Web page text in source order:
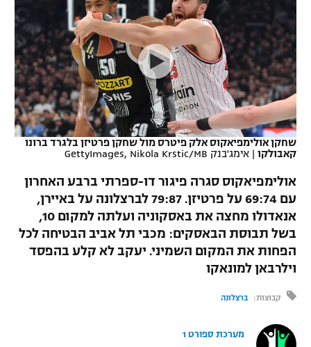
VOD
רץ ברשת
תוצאות
לוח שידורים
ברחבה
"מחצית בשכונה" – פודקאסט
מכבי חיפה
בית"ר ירושלים
מכבי תל אביב
הפועל תל אביב
הפועל חיפה
הפועל באר שבע
מכבי נתניה
ליגה ספרדית
ליגה איטלקית
ליגה צרפתית
ליגה הולנדית
ליגה סינית
ליגה ברזילאית
ליגות נוספות
כדורסל נשים
מכבי תל אביב
הפועל חולון
הפועל ירושלים
דני אבדיה
יורוליג
יורוקאפ
טניס
כדוריד
כדורעף
שחייה
ג'ודו
אגרוף
ספורט אולימפי
UFC
אופניים
שחקן אולימפיאקוס אלק פיטרס מול שחקן פרטיזן בלגרד ברונו
קאבולקו | אימג'בנק GettyImages, Nikola Krstic/MB
אולימפיאקוס סגרה פיגור דו-ספרתי ברבע האחרון
עם 69:74 על פרטיזן. 79:87 לברצלונה על באיירן,
אנאדולו מחצה את באסקוניה ועלתה למקום 10,
בשל תבוסת הבאסקים: מכבי תל אביב הבטיחה לכל
הפחות את המקום השמיני. יעקב לא קלע בהפסד
וילרבאן למונאקו
קבוצות: ברצלונה
מערכת ספורט 1